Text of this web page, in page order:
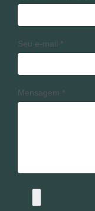
Seu e-mail *
Mensagem *